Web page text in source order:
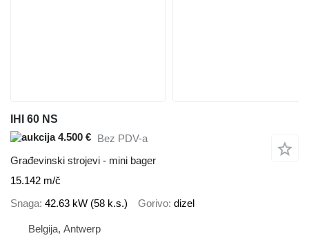
IHI 60 NS
4.500 € Bez PDV-a
Građevinski strojevi - mini bager
15.142 m/č
Snaga 42.63 kW (58 k.s.) Gorivo dizel
Belgija, Antwerp